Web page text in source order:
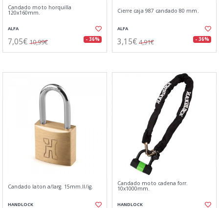
Candado moto horquilla
120x160mm.
ALFA
7,05€ 10,99€ - 36%
Cierre caja 987 candado 80 mm.
ALFA
3,15€ 4,91€ - 36%
Candado laton a/larg. 15mm.ll/ig.
HANDLOCK
Candado moto cadena forr.
10x1000mm.
HANDLOCK